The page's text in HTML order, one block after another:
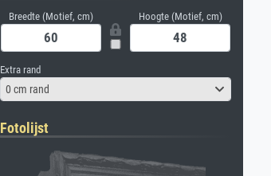
Breedte (Motief, cm) Hoogte (Motief, cm)
Extra rand
0 cm rand
Fotolijst